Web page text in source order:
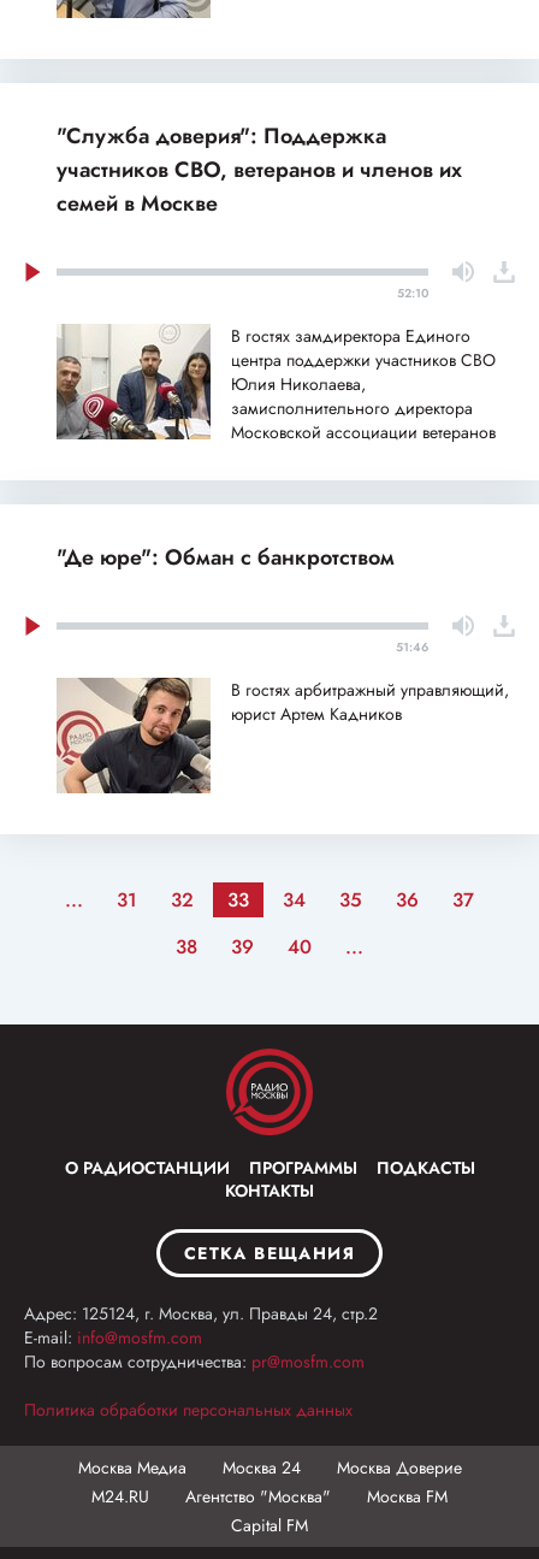
"Служба доверия": Поддержка
участников СВО, ветеранов и членов их
семей в Москве
52:10
В гостях замдиректора Единого
центра поддержки участников СВО
Юлия Николаева,
замисполнительного директора
Московской ассоциации ветеранов
Андрей Карасев и координатор
Московской ассоциации ветеранов
"Де юре": Обман с банкротством
51:46
В гостях арбитражный управляющий,
юрист Артем Кадников
... 31 32 33 34 35 36
37
38
39 40 ...
О РАДИОСТАНЦИИ ПРОГРАММЫ
ПОДКАСТЫ
КОНТАКТЫ
СЕТКА ВЕЩАНИЯ
Адрес: 125124, г. Москва, ул. Правды 24, стр.2
E-mail: info@mosfm.com
По вопросам сотрудничества: pr@mosfm.com
Политика обработки персональных данных
Москва Медиа Москва 24
Москва Доверие
М24.RU
Агентство "Москва"
Москва FM
Capital FM